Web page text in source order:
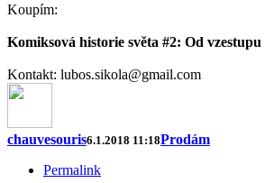
Koupím:
Komiksová historie světa #2: Od
Kontakt: lubos.sikola@gmail.com
chauvesouris6.1.2018 11:18Prodám
Permalink